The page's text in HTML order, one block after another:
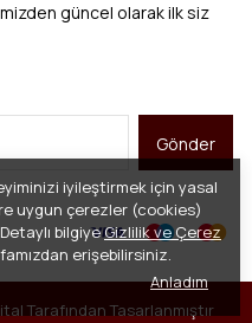
iyileştirmek için yasal
uygun çerezler (cookies)
bilgiyeGizlilik ve Çerez
erişebilirsiniz.
Anladım
güncel olarak ilk siz
Gönder
Tarafından Tasarlanmıştır